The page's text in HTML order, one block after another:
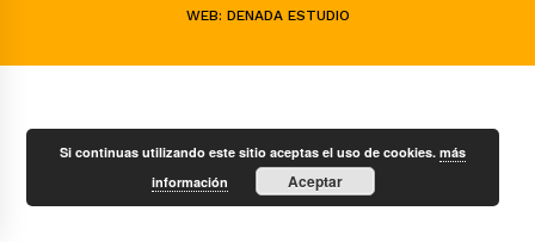
WEB: DENADA ESTUDIO
Si continuas utilizando este sitio aceptas el uso de cookies.más
información
Aceptar